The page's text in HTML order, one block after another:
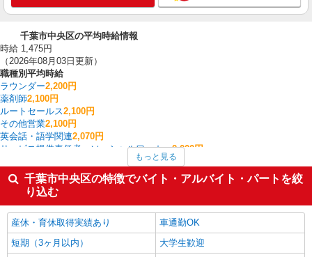
千葉市中央区の平均時給情報
時給 1,475円
（2026年08月03日更新）
職種別平均時給
ラウンダー2,200円
薬剤師2,100円
ルートセールス2,100円
その他営業2,100円
英会話・語学関連2,070円
サービス提供責任者・ソーシャルワーカー2,000円
家事代行1,700円
その他オフィスワーク・事務1,661円
家電・携帯販売
千葉市中央区の他の職種の平均時給を見る
もっと見る
千葉市中央区の特徴でバイト・アルバイト・パートを絞
り込む
産休・育休取得実績あり
車通勤OK
短期（3ヶ月以内）
大学生歓迎